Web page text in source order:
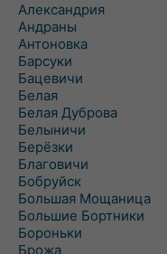
Александрия
Андраны
Антоновка
Барсуки
Бацевичи
Белая
Белая Дуброва
Белыничи
Берёзки
Благовичи
Бобруйск
Большая Мощаница
Большие Бортники
Бороньки
Брожа